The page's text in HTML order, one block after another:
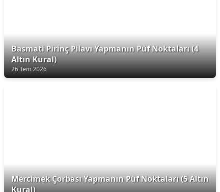
Basmati Pirinç Pilavı Yapmanın Püf Noktaları (4
Altın Kural)
26 Tem 2026
Mercimek Çorbası Yapmanın Püf Noktaları (5 Altın
Kural)